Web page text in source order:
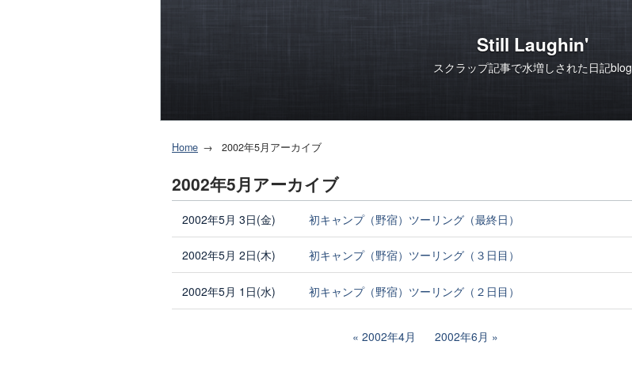
Still Laughin'
スクラップ記事で水増しされた日記blog
Home 2002年5月アーカイブ
2002年5月アーカイブ
2002年5月 3日(金) 初キャンプ（野宿）ツーリング（最終日）
2002年5月 2日(木) 初キャンプ（野宿）ツーリング（３日目）
2002年5月 1日(水) 初キャンプ（野宿）ツーリング（２日目）
2002年4月 2002年6月